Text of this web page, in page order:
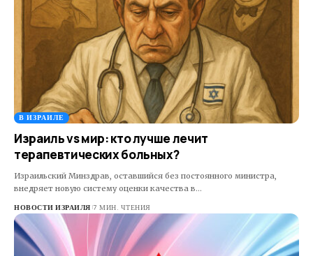
В ИЗРАИЛЕ
Израиль vs мир: кто лучше лечит
терапевтических больных?
Израильский Минздрав, оставшийся без постоянного министра,
внедряет новую систему оценки качества в…
НОВОСТИ ИЗРАИЛЯ 7 МИН. ЧТЕНИЯ